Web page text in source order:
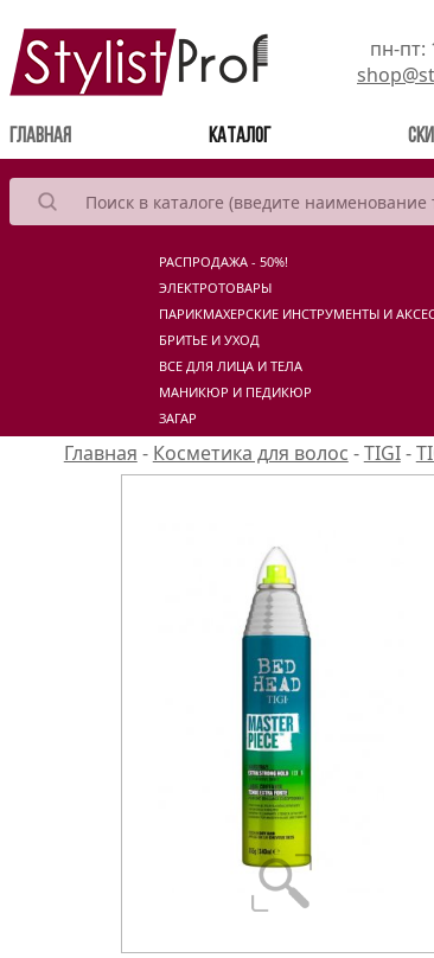
пн-пт:
Главная Каталог
РАСПРОДАЖА - 50%!
ЭЛЕКТРОТОВАРЫ
ПАРИКМАХЕРСКИЕ ИНСТРУМЕНТЫ И
БРИТЬЕ И УХОД
ВСЕ ДЛЯ ЛИЦА И ТЕЛА
МАНИКЮР И ПЕДИКЮР
ЗАГАР
Главная - Косметика для волос -TIGI-